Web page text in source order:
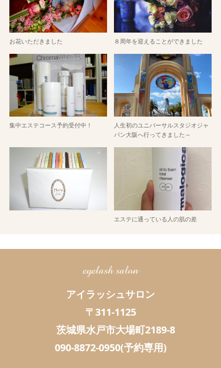
お花いただきました ８周年を迎えることができました
集中エステコース予約受付中！
人生初のユニバーサルスタジオジャ
パン大阪へ行ってきました～
エステに通っている人の肌の差
eyelash salon
アイラッシュサロン
〒311-1125
茨城県水戸市大場町2189-8
090-8872-0950(予約専用)